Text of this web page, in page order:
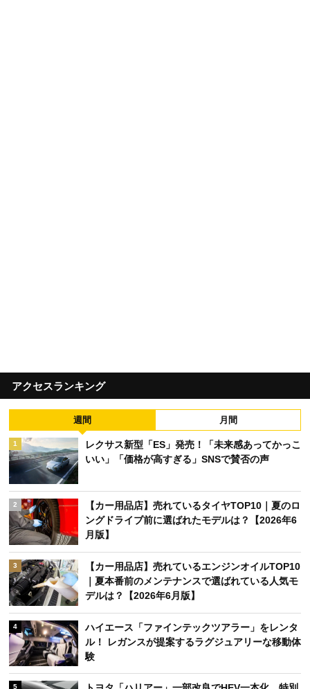
アクセスランキング
週間 月間
1
レクサス新型「ES」発売！「未来感あってかっこ
いい」「価格が高すぎる」SNSで賛否の声
2
【カー用品店】売れているタイヤTOP10｜夏のロ
ングドライブ前に選ばれたモデルは？【2026年6
月版】
3
【カー用品店】売れているエンジンオイルTOP10
｜夏本番前のメンテナンスで選ばれている人気モ
デルは？【2026年6月版】
4
ハイエース「ファインテックツアラー」をレンタ
ル！ レガンスが提案するラグジュアリーな移動体
験
5